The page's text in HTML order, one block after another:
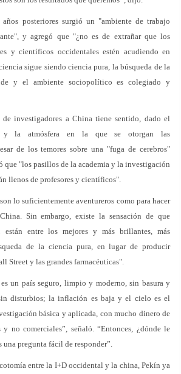
posteriores surgió un "ambiente de trabajo
y agregó que "¿no es de extrañar que los
y científicos occidentales estén acudiendo en
sigue siendo ciencia pura, la búsqueda de la
y el ambiente sociopolítico es colegiado y
investigadores a China tiene sentido, dado el
y la atmósfera en la que se otorgan las
de los temores sobre una "fuga de cerebros"
que "los pasillos de la academia y la investigación
llenos de profesores y científicos".
lo suficientemente aventureros como para hacer
Sin embargo, existe la sensación de que
entre los mejores y más brillantes, más
de la ciencia pura, en lugar de producir
Street y las grandes farmacéuticas".
un país seguro, limpio y moderno, sin basura y
disturbios; la inflación es baja y el cielo es el
básica y aplicada, con mucho dinero de
no comerciales”, señaló. “Entonces, ¿dónde le
una pregunta fácil de responder”.
entre la I+D occidental y la china, Pekín ya